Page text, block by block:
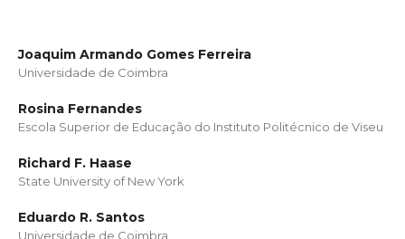
Joaquim Armando Gomes Ferreira
Universidade de Coimbra
Rosina Fernandes
Escola Superior de Educação do Instituto Politécnico de Viseu
Richard F. Haase
State University of New York
Eduardo R. Santos
Universidade de Coimbra